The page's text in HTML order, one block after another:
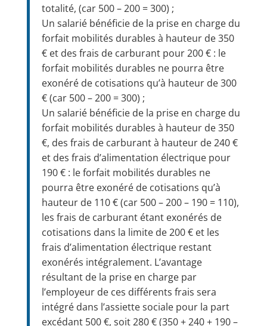
totalité, (car 500 – 200 = 300) ;
Un salarié bénéficie de la prise en charge du
forfait mobilités durables à hauteur de 350
€ et des frais de carburant pour 200 € : le
forfait mobilités durables ne pourra être
exonéré de cotisations qu’à hauteur de 300
€ (car 500 – 200 = 300) ;
Un salarié bénéficie de la prise en charge du
forfait mobilités durables à hauteur de 350
€, des frais de carburant à hauteur de 240 €
et des frais d’alimentation électrique pour
190 € : le forfait mobilités durables ne
pourra être exonéré de cotisations qu’à
hauteur de 110 € (car 500 – 200 – 190 = 110),
les frais de carburant étant exonérés de
cotisations dans la limite de 200 € et les
frais d’alimentation électrique restant
exonérés intégralement. L’avantage
résultant de la prise en charge par
l’employeur de ces différents frais sera
intégré dans l’assiette sociale pour la part
excédant 500 €, soit 280 € (350 + 240 + 190 –